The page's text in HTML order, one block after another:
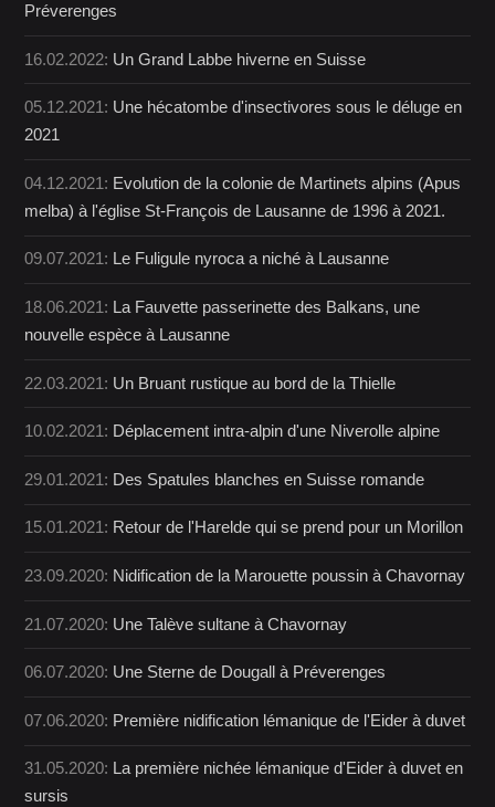
Préverenges
16.02.2022: Un Grand Labbe hiverne en Suisse
05.12.2021: Une hécatombe d'insectivores sous le déluge en
2021
04.12.2021: Evolution de la colonie de Martinets alpins (Apus
melba) à l'église St-François de Lausanne de 1996 à 2021.
09.07.2021: Le Fuligule nyroca a niché à Lausanne
18.06.2021: La Fauvette passerinette des Balkans, une
nouvelle espèce à Lausanne
22.03.2021: Un Bruant rustique au bord de la Thielle
10.02.2021: Déplacement intra-alpin d'une Niverolle alpine
29.01.2021: Des Spatules blanches en Suisse romande
15.01.2021: Retour de l'Harelde qui se prend pour un Morillon
23.09.2020: Nidification de la Marouette poussin à Chavornay
21.07.2020: Une Talève sultane à Chavornay
06.07.2020: Une Sterne de Dougall à Préverenges
07.06.2020: Première nidification lémanique de l'Eider à duvet
31.05.2020: La première nichée lémanique d'Eider à duvet en
sursis